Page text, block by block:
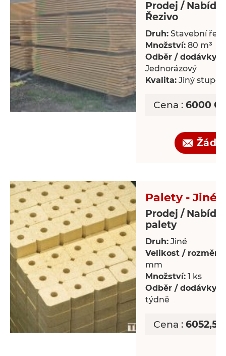
Prodej /
Řezivo
Druh: Stavební
Množství: 80 m³
Odběr / dodávky:
Jednorázový
Kvalita: Jiný
Cena : 6000
Palety - Jiné
Prodej /
palety
Druh: Jiné
Velikost / rozměry:
mm
Množství: 1 ks
Odběr / dodávky:
týdně
Cena :